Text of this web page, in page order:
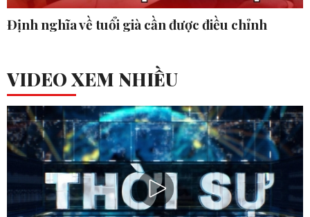
Định nghĩa về tuổi già cần được điều chỉnh
VIDEO XEM NHIỀU